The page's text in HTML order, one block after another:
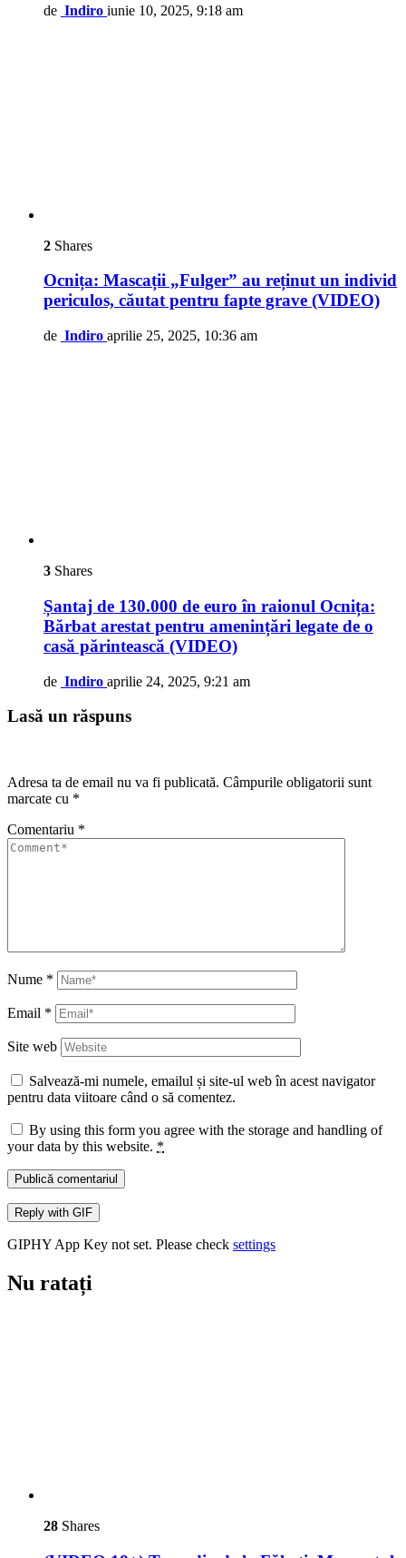
de Indiro iunie 10, 2025, 9:18 am
2 Shares
Ocnița: Mascații „Fulger” au reținut un individ
periculos, căutat pentru fapte grave (VIDEO)
de Indiro aprilie 25, 2025, 10:36 am
3 Shares
Șantaj de 130.000 de euro în raionul Ocnița:
Bărbat arestat pentru amenințări legate de o
casă părintească (VIDEO)
de Indiro aprilie 24, 2025, 9:21 am
Lasă un răspuns
Adresa ta de email nu va fi publicată. Câmpurile obligatorii sunt
marcate cu *
Comentariu *
Nume *
Email *
Site web
Salvează-mi numele, emailul și site-ul web în acest navigator
pentru data viitoare când o să comentez.
By using this form you agree with the storage and handling of
your data by this website. *
Publică comentariul
Reply with GIF
GIPHY App Key not set. Please check settings
Nu ratați
28 Shares